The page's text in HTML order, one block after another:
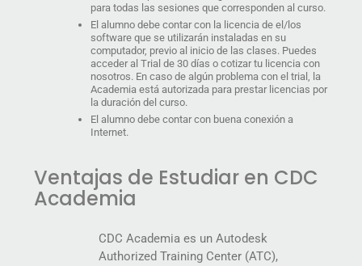
para todas las sesiones que corresponden al curso.
El alumno debe contar con la licencia de el/los
software que se utilizarán instaladas en su
computador, previo al inicio de las clases. Puedes
acceder al Trial de 30 días o cotizar tu licencia con
nosotros. En caso de algún problema con el trial, la
Academia está autorizada para prestar licencias por
la duración del curso.
El alumno debe contar con buena conexión a
Internet.
Ventajas de Estudiar en CDC
Academia
CDC Academia es un Autodesk
Authorized Training Center (ATC),